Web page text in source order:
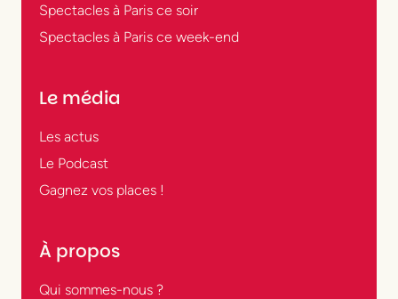
Spectacles à Paris ce soir
Spectacles à Paris ce week-end
Le média
Les actus
Le Podcast
Gagnez vos places !
À propos
Qui sommes-nous ?